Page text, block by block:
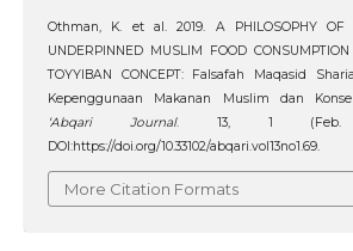
Othman, K. et al. 2019. A PHILOSOPHY OF
UNDERPINNED MUSLIM FOOD
TOYYIBAN CONCEPT: Falsafah Maqasid
Kepenggunaan Makanan Muslim dan
‘Abqari Journal. 13, 1 (Feb.
DOI:https://doi.org/10.33102/abqari.vol13no1.69.
More Citation Formats